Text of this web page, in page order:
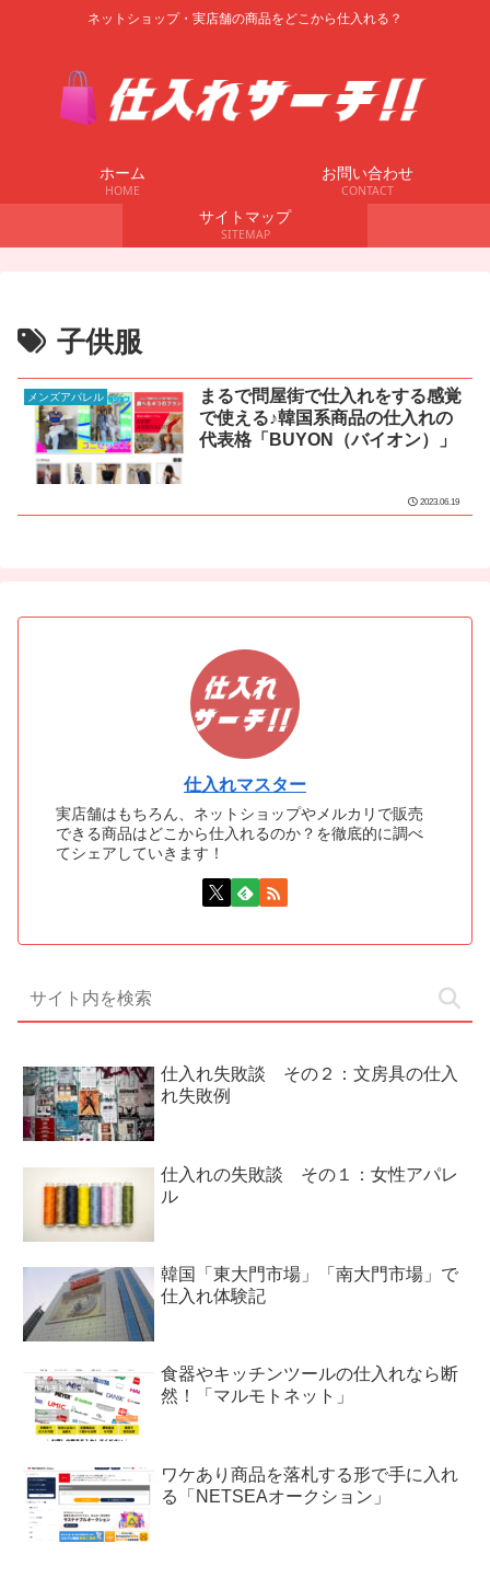
ネットショップ・実店舗の商品をどこから仕入れる？
ホーム
HOME
お問い合わせ
CONTACT
サイトマップ
SITEMAP
子供服
メンズアパレル
まるで問屋街で仕入れをする感覚
で使える♪韓国系商品の仕入れの
代表格「BUYON（バイオン）」
2023.06.19
仕入れマスター
実店舗はもちろん、ネットショップやメルカリで販売
できる商品はどこから仕入れるのか？を徹底的に調べ
てシェアしていきます！
仕入れ失敗談 その２：文房具の仕入
れ失敗例
仕入れの失敗談 その１：女性アパレ
ル
韓国「東大門市場」「南大門市場」で
仕入れ体験記
食器やキッチンツールの仕入れなら断
然！「マルモトネット」
ワケあり商品を落札する形で手に入れ
る「NETSEAオークション」